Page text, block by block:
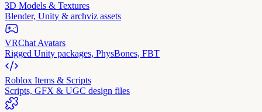
3D Models & Textures
Blender, Unity & archviz assets
VRChat Avatars
Rigged Unity packages, PhysBones, FBT
Roblox Items & Scripts
Scripts, GFX & UGC design files